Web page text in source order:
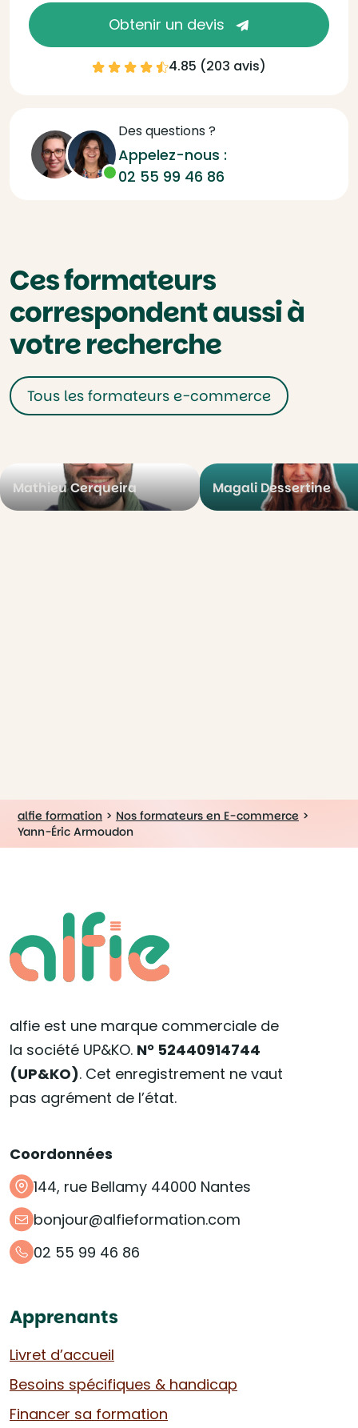
Obtenir un devis
4.85 (203 avis)
Des questions ?
Appelez-nous :
02 55 99 46 86
Ces formateurs
correspondent aussi à
votre recherche
Tous les formateurs e-commerce
Mathieu Cerqueira Magali Dessertine
alfie formation > Nos formateurs en E-commerce >
Yann-Éric Armoudon
alfie est une marque commerciale de
la société UP&KO. N° 52440914744
(UP&KO). Cet enregistrement ne vaut
pas agrément de l’état.
Coordonnées
144, rue Bellamy 44000 Nantes
bonjour@alfieformation.com
02 55 99 46 86
Apprenants
Livret d’accueil
Besoins spécifiques & handicap
Financer sa formation